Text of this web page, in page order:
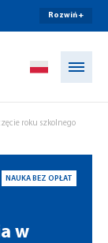
Rozwiń +
roku szkolnego
NAUKA BEZ OPŁAT
w